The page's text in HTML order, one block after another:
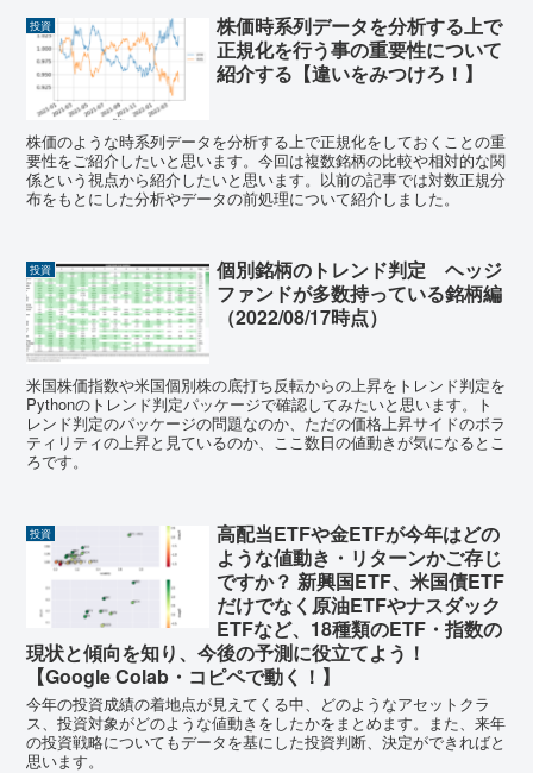
投資
株価時系列データを分析する上で
正規化を行う事の重要性について
紹介する【違いをみつけろ！】
株価のような時系列データを分析する上で正規化をしておくことの重
要性をご紹介したいと思います。今回は複数銘柄の比較や相対的な関
係という視点から紹介したいと思います。以前の記事では対数正規分
布をもとにした分析やデータの前処理について紹介しました。
投資
個別銘柄のトレンド判定 ヘッジ
ファンドが多数持っている銘柄編
（2022/08/17時点）
米国株価指数や米国個別株の底打ち反転からの上昇をトレンド判定を
Pythonのトレンド判定パッケージで確認してみたいと思います。ト
レンド判定のパッケージの問題なのか、ただの価格上昇サイドのボラ
ティリティの上昇と見ているのか、ここ数日の値動きが気になるとこ
ろです。
投資
高配当ETFや金ETFが今年はどの
ような値動き・リターンかご存じ
ですか？ 新興国ETF、米国債ETF
だけでなく原油ETFやナスダック
ETFなど、18種類のETF・指数の
現状と傾向を知り、今後の予測に役立てよう！
【Google Colab・コピペで動く！】
今年の投資成績の着地点が見えてくる中、どのようなアセットクラ
ス、投資対象がどのような値動きをしたかをまとめます。また、来年
の投資戦略についてもデータを基にした投資判断、決定ができればと
思います。